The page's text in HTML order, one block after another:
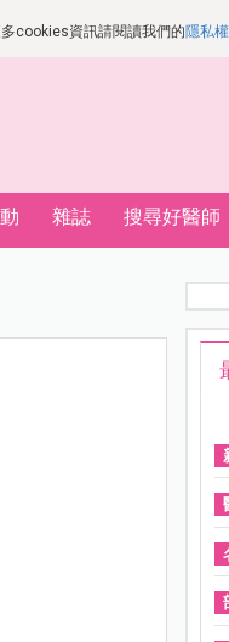
cookies資訊請閱讀我們的隱私
雜誌 搜尋好醫師